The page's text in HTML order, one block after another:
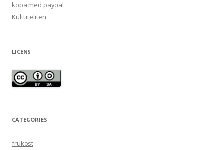
köpa med paypal
Kultureliten
LICENS
CATEGORIES
frukost